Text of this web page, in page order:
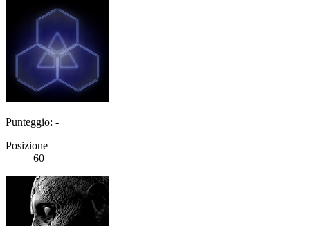
Punteggio: -
Posizione
60